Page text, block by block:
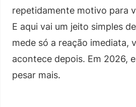
repetidamente motivo para
E aqui vai um jeito simples
mede só a reação imediata,
acontece depois. Em 2026,
pesar mais.